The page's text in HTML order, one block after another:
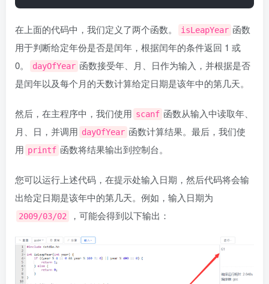
在上面的代码中，我们定义了两个函数。 isLeapYear 函数
用于判断给定年份是否是闰年，根据闰年的条件返回 1 或
0。
dayOfYear 函数接受年、月、日作为输入，并根据是否
是闰年以及每个月的天数计算给定日期是该年中的第几天。
然后，在主程序中，我们使用 scanf 函数从输入中读取年、
月、日，并调用 dayOfYear 函数计算结果。最后，我们使
用 printf 函数将结果输出到控制台。
您可以运行上述代码，在提示处输入日期，然后代码将会输
出给定日期是该年中的第几天。例如，输入日期为
2009/03/02 ，可能会得到以下输出：